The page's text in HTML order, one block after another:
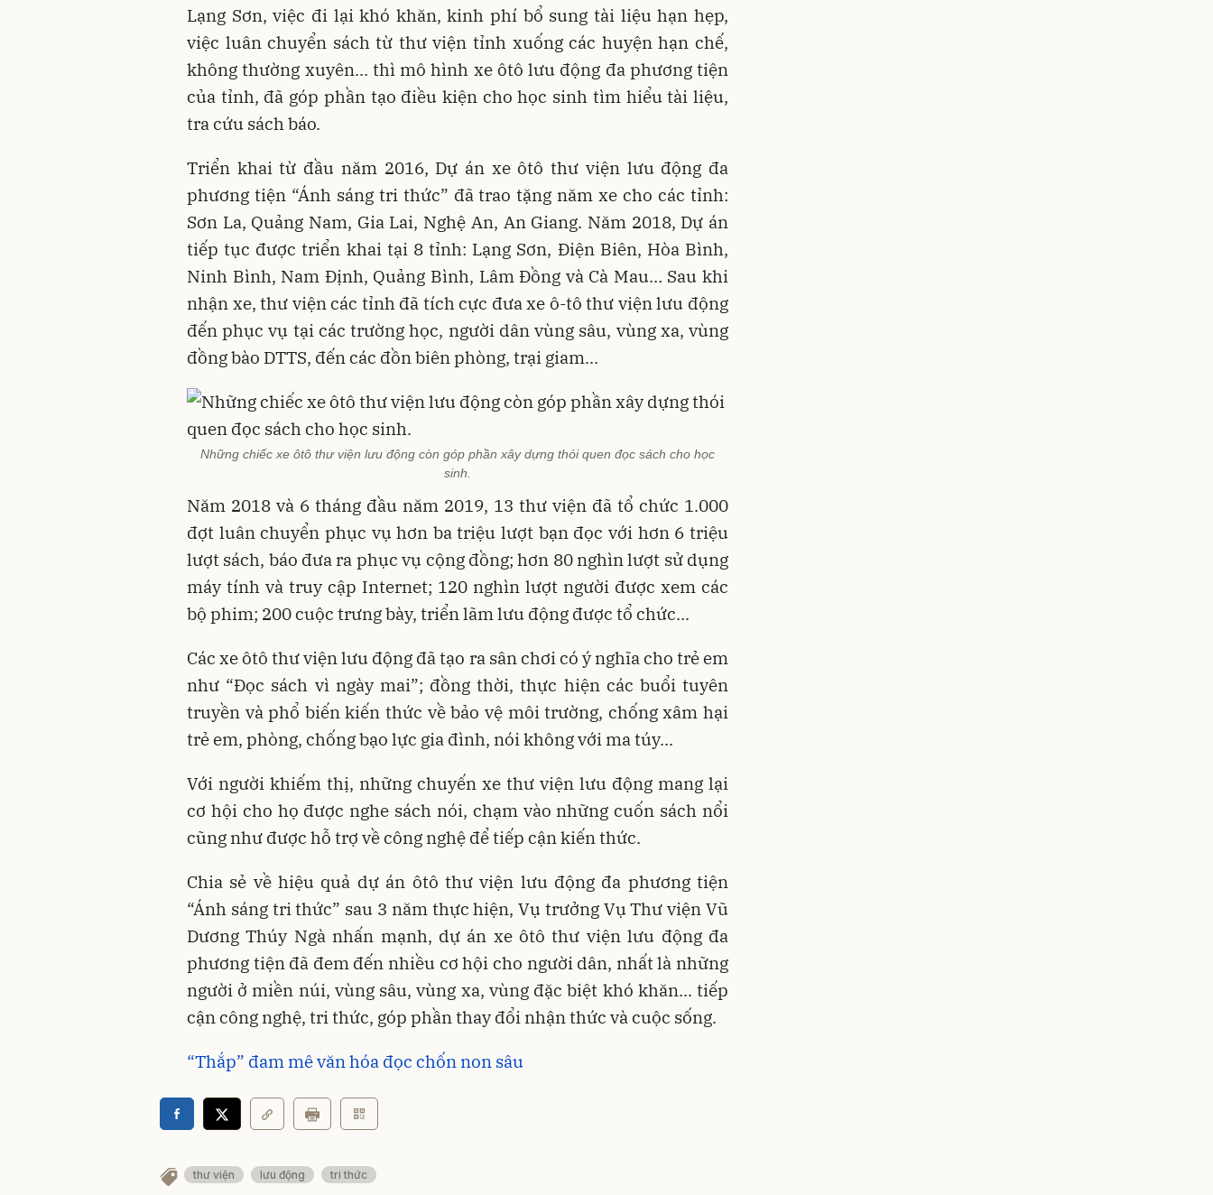
Lạng Sơn, việc đi lại khó khăn, kinh phí bổ sung tài liệu hạn hẹp,
việc luân chuyển sách từ thư viện tỉnh xuống các huyện hạn chế,
không thường xuyên... thì mô hình xe ôtô lưu động đa phương tiện
của tỉnh, đã góp phần tạo điều kiện cho học sinh tìm hiểu tài liệu,
tra cứu sách báo.
Triển khai từ đầu năm 2016, Dự án xe ôtô thư viện lưu động đa
phương tiện “Ánh sáng tri thức” đã trao tặng năm xe cho các tỉnh:
Sơn La, Quảng Nam, Gia Lai, Nghệ An, An Giang. Năm 2018, Dự án
tiếp tục được triển khai tại 8 tỉnh: Lạng Sơn, Ðiện Biên, Hòa Bình,
Ninh Bình, Nam Ðịnh, Quảng Bình, Lâm Ðồng và Cà Mau… Sau khi
nhận xe, thư viện các tỉnh đã tích cực đưa xe ô-tô thư viện lưu động
đến phục vụ tại các trường học, người dân vùng sâu, vùng xa, vùng
đồng bào DTTS, đến các đồn biên phòng, trại giam...
Những chiếc xe ôtô thư viện lưu động còn góp phần xây dựng thói quen đọc sách cho học
sinh.
Năm 2018 và 6 tháng đầu năm 2019, 13 thư viện đã tổ chức 1.000
đợt luân chuyển phục vụ hơn ba triệu lượt bạn đọc với hơn 6 triệu
lượt sách, báo đưa ra phục vụ cộng đồng; hơn 80 nghìn lượt sử dụng
máy tính và truy cập Internet; 120 nghìn lượt người được xem các
bộ phim; 200 cuộc trưng bày, triển lãm lưu động được tổ chức...
Các xe ôtô thư viện lưu động đã tạo ra sân chơi có ý nghĩa cho trẻ em
như “Ðọc sách vì ngày mai”; đồng thời, thực hiện các buổi tuyên
truyền và phổ biến kiến thức về bảo vệ môi trường, chống xâm hại
trẻ em, phòng, chống bạo lực gia đình, nói không với ma túy...
Với người khiếm thị, những chuyến xe thư viện lưu động mang lại
cơ hội cho họ được nghe sách nói, chạm vào những cuốn sách nổi
cũng như được hỗ trợ về công nghệ để tiếp cận kiến thức.
Chia sẻ về hiệu quả dự án ôtô thư viện lưu động đa phương tiện
“Ánh sáng tri thức” sau 3 năm thực hiện, Vụ trưởng Vụ Thư viện Vũ
Dương Thúy Ngà nhấn mạnh, dự án xe ôtô thư viện lưu động đa
phương tiện đã đem đến nhiều cơ hội cho người dân, nhất là những
người ở miền núi, vùng sâu, vùng xa, vùng đặc biệt khó khăn... tiếp
cận công nghệ, tri thức, góp phần thay đổi nhận thức và cuộc sống.
“Thắp” đam mê văn hóa đọc chốn non sâu
thư viện lưu động tri thức